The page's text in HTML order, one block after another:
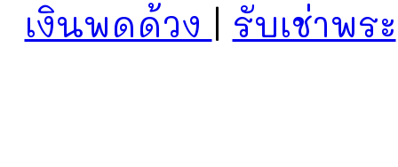
เงินพดด้วง
รับเช่าพระ